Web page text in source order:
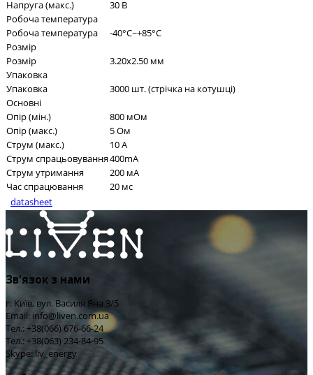
Напруга (макс.)
30 В
Робоча температура
Робоча температура
-40°C~+85°C
Розмір
Розмір
3.20x2.50 мм
Упаковка
Упаковка
3000 шт. (стрічка на котушці)
Основні
Опір (мін.)
800 мОм
Опір (макс.)
5 Ом
Струм (макс.)
10 А
Струм спрацьовування400mA
Струм утримання
200 мА
Час спрацювання
20 мс
datasheet
Зв'язок з нами
г. Київ, вул. Василя Яна 3/5
Email: info@liven.com.ua
Тел.: +38(066) 676-66-24
Тел.: +38(063) 234-84-95
Skype: liv_energy